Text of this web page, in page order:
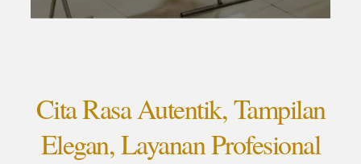
Cita Rasa Autentik, Tampilan
Elegan, Layanan Profesional